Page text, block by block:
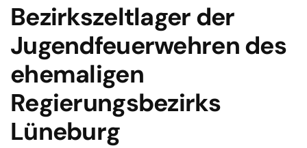
Bezirkszeltlager der
Jugendfeuerwehren des
ehemaligen
Regierungsbezirks
Lüneburg